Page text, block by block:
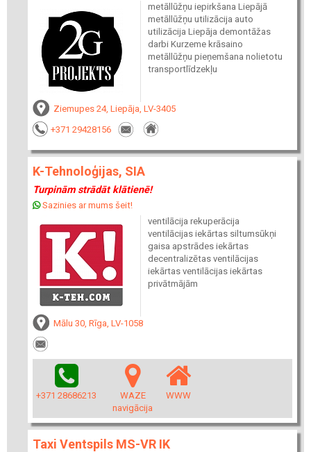
metāllūžņu iepirkšana Liepājā
metāllūžņu utilizācija auto
utilizācija Liepāja demontāžas
darbi Kurzeme krāsaino
metāllūžņu pieņemšana nolietotu
transportlīdzekļu
Ziemupes 24, Liepāja, LV-3405
+371 29428156
K-Tehnoloģijas, SIA
Turpinām strādāt klātienē!
Sazinies ar mums šeit!
ventilācija rekuperācija
ventilācijas iekārtas siltumsūkņi
gaisa apstrādes iekārtas
decentralizētas ventilācijas
iekārtas ventilācijas iekārtas
privātmājām
Mālu 30, Rīga, LV-1058
+371 28686213
WAZE
navigācija
WWW
Taxi Ventspils MS-VR IK